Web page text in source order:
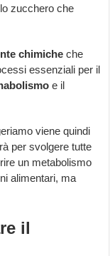
zucchero che
chimiche che
essenziali per il
e il
viene quindi
per svolgere tutte
un metabolismo
alimentari, ma
il